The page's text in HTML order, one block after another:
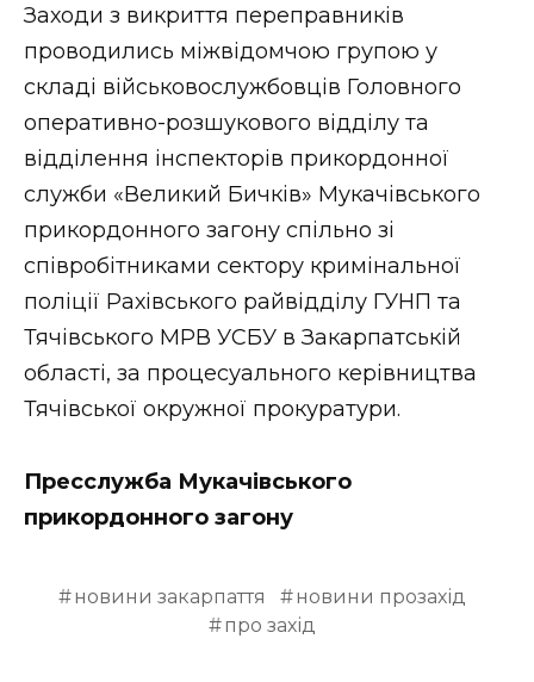
Заходи з викриття переправників
проводились міжвідомчою групою у
складі військовослужбовців Головного
оперативно-розшукового відділу та
відділення інспекторів прикордонної
служби «Великий Бичків» Мукачівського
прикордонного загону спільно зі
співробітниками сектору кримінальної
поліції Рахівського райвідділу ГУНП та
Тячівського МРВ УСБУ в Закарпатській
області, за процесуального керівництва
Тячівської окружної прокуратури.
Пресслужба Мукачівського
прикордонного загону
новини закарпаття
новини прозахід
про захід